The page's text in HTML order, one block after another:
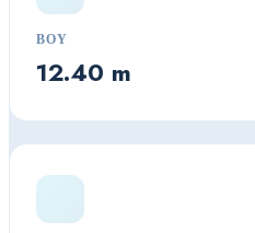
BOY
12.40 m